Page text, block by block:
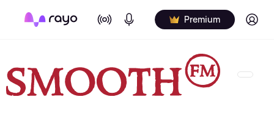
On Air Podcasts Premium Log in